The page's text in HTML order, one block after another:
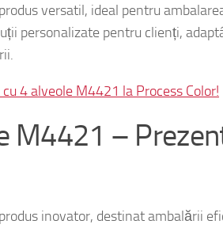
personalizate pentru clienți,
de nuntă, macarons, bomboane,